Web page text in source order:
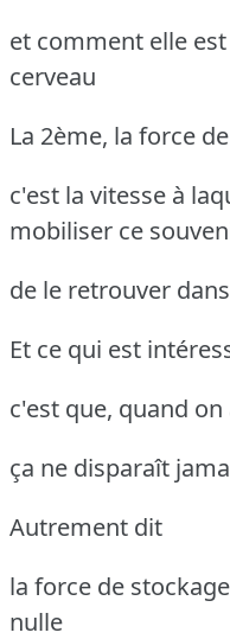
et comment elle
cerveau
La 2ème, la force
c'est la vitesse à
mobiliser ce
de le retrouver
Et ce qui est
c'est que, quand
ça ne disparaît
Autrement dit
la force de
nulle